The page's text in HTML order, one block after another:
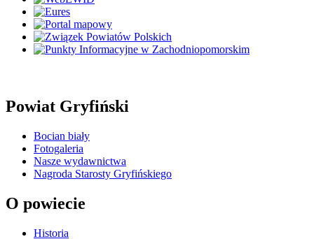
Powiat Gryfiński
Bocian biały
Fotogaleria
Nasze wydawnictwa
Nagroda Starosty Gryfińskiego
O powiecie
Historia